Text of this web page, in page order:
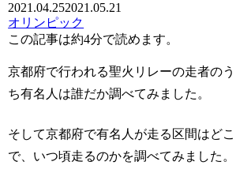
2021.04.252021.05.21
オリンピック
この記事は約4分で読めます。
京都府で行われる聖火リレーの走者のう
ち有名人は誰だか調べてみました。
そして京都府で有名人が走る区間はどこ
で、いつ頃走るのかを調べてみました。